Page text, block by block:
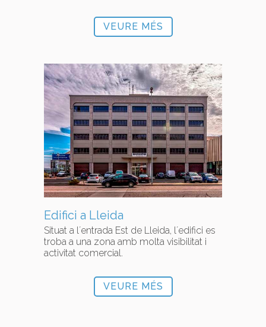
VEURE MÉS
Edifici a Lleida
Situat a l´entrada Est de Lleida, l´edifici es
troba a una zona amb molta visibilitat i
activitat comercial.
VEURE MÉS